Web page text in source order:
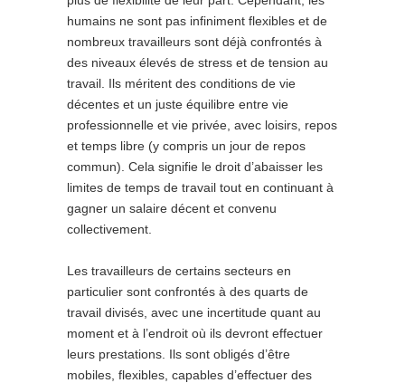
humains ne sont pas infiniment flexibles et de
nombreux travailleurs sont déjà confrontés à
des niveaux élevés de stress et de tension au
travail. Ils méritent des conditions de vie
décentes et un juste équilibre entre vie
professionnelle et vie privée, avec loisirs, repos
et temps libre (y compris un jour de repos
commun). Cela signifie le droit d’abaisser les
limites de temps de travail tout en continuant à
gagner un salaire décent et convenu
collectivement.
Les travailleurs de certains secteurs en
particulier sont confrontés à des quarts de
travail divisés, avec une incertitude quant au
moment et à l’endroit où ils devront effectuer
leurs prestations. Ils sont obligés d’être
mobiles, flexibles, capables d’effectuer des